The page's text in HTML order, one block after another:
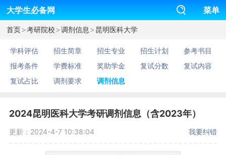
大学生必备网 菜单
首页>考研院校>调剂信息 >昆明医科大学
学科评估 招生简章 招生专业 招生计划
参考书目
报考条件
学费标准 奖助学金 复试分数
复试内容
复试占比
调剂要求 调剂信息
2024昆明医科大学考研调剂信息（含2023年）
更新：2024-4-7 10:38:04 我要纠错